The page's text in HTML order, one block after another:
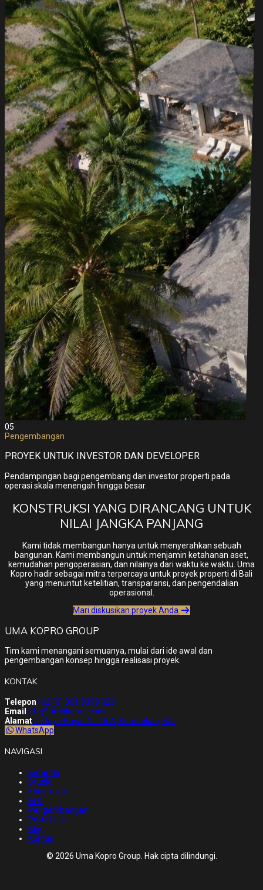
05
Pengembangan
PROYEK UNTUK INVESTOR DAN DEVELOPER
Pendampingan bagi pengembang dan investor properti pada
operasi skala menengah hingga besar.
KONSTRUKSI YANG DIRANCANG UNTUK
NILAI JANGKA PANJANG
Kami tidak membangun hanya untuk menyerahkan sebuah
bangunan. Kami membangun untuk menjamin ketahanan aset,
kemudahan pengoperasian, dan nilainya dari waktu ke waktu. Uma
Kopro hadir sebagai mitra terpercaya untuk proyek properti di Bali
yang menuntut ketelitian, transparansi, dan pengendalian
operasional.
Mari diskusikan proyek Anda
UMA KOPRO GROUP
Tim kami menangani semuanya, mulai dari ide awal dan
pengembangan konsep hingga realisasi proyek.
KONTAK
Telepon+62 (0) 361 9399 320
Email info@umakopro.com
AlamatJl. Raya Anyar No.16 A, Kerobokan, Bali
WhatsApp
NAVIGASI
Beranda
Studio
Konstruksi
M.K.
Pengembangan
Portofolio
Blog
Kontak
© 2026 Uma Kopro Group. Hak cipta dilindungi.